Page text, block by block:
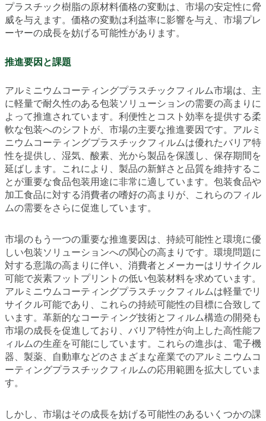
プラスチック樹脂の原材料価格の変動は、市場の安定性に脅
威を与えます。価格の変動は利益率に影響を与え、市場プレ
ーヤーの成長を妨げる可能性があります。
推進要因と課題
アルミニウムコーティングプラスチックフィルム市場は、主
に軽量で耐久性のある包装ソリューションの需要の高まりに
よって推進されています。利便性とコスト効率を提供する柔
軟な包装へのシフトが、市場の主要な推進要因です。アルミ
ニウムコーティングプラスチックフィルムは優れたバリア特
性を提供し、湿気、酸素、光から製品を保護し、保存期間を
延ばします。これにより、製品の新鮮さと品質を維持するこ
とが重要な食品包装用途に非常に適しています。包装食品や
加工食品に対する消費者の嗜好の高まりが、これらのフィル
ムの需要をさらに促進しています。
市場のもう一つの重要な推進要因は、持続可能性と環境に優
しい包装ソリューションへの関心の高まりです。環境問題に
対する意識の高まりに伴い、消費者とメーカーはリサイクル
可能で炭素フットプリントの低い包装材料を求めています。
アルミニウムコーティングプラスチックフィルムは軽量でリ
サイクル可能であり、これらの持続可能性の目標に合致して
います。革新的なコーティング技術とフィルム構造の開発も
市場の成長を促進しており、バリア特性が向上した高性能フ
ィルムの生産を可能にしています。これらの進歩は、電子機
器、製薬、自動車などのさまざまな産業でのアルミニウムコ
ーティングプラスチックフィルムの応用範囲を拡大していま
す。
しかし、市場はその成長を妨げる可能性のあるいくつかの課